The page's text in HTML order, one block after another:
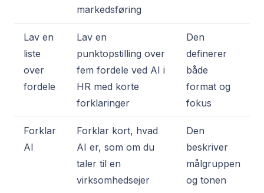
markedsføring
Lav en
liste
over
fordele
Lav en
punktopstilling over
fem fordele ved AI i
HR med korte
forklaringer
Den
definerer
både
format og
fokus
Forklar
AI
Forklar kort, hvad
AI er, som om du
taler til en
virksomhedsejer
Den
beskriver
målgruppen
og tonen